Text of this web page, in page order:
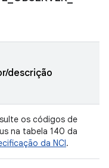
descrição
os códigos de
na tabela 140 da
da NCI.